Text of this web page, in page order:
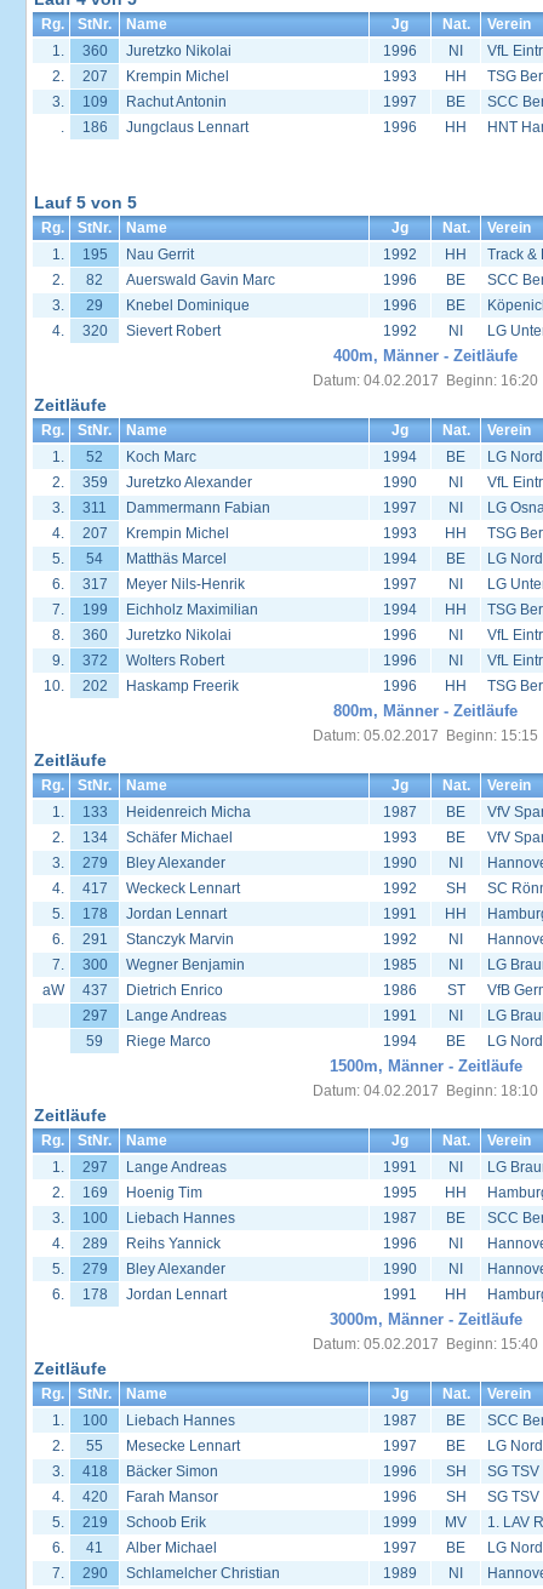
Rg. StNr. Name Jg Nat.
Verein
1.
360 Juretzko Nikolai 1996 NI
VfL
2.
207 Krempin Michel 1993 HH
TSG
3.
109 Rachut Antonin 1997 BE
SCC
.
186 Jungclaus Lennart 1996 HH HNT
Lauf 5 von 5
Rg. StNr. Name Jg Nat.
Verein
1.
195 Nau Gerrit 1992 HH
Track &
2.
82 Auerswald Gavin Marc 1996 BE
SCC
3.
29 Knebel Dominique 1996 BE
4.
320 Sievert Robert 1992 NI LG
400m, Männer - Zeitläufe
Datum: 04.02.2017 Beginn: 16:20
Zeitläufe
Rg. StNr. Name Jg Nat.
Verein
1.
52 Koch Marc 1994 BE
LG
2.
359 Juretzko Alexander 1990 NI
VfL
3.
311 Dammermann Fabian 1997 NI
LG
4.
207 Krempin Michel 1993 HH
TSG
5.
54 Matthäs Marcel 1994 BE
LG
6.
317 Meyer Nils-Henrik 1997 NI
LG
7.
199 Eichholz Maximilian 1994 HH
TSG
8.
360 Juretzko Nikolai 1996 NI
VfL
9.
372 Wolters Robert 1996 NI
VfL
10.
202 Haskamp Freerik 1996 HH TSG
800m, Männer - Zeitläufe
Datum: 05.02.2017 Beginn: 15:15
Zeitläufe
Rg. StNr. Name Jg Nat.
Verein
1.
133 Heidenreich Micha 1987 BE
VfV
2.
134 Schäfer Michael 1993 BE
VfV
3.
279 Bley Alexander 1990 NI
4.
417 Weckeck Lennart 1992 SH
SC
5.
178 Jordan Lennart 1991 HH
6.
291 Stanczyk Marvin 1992 NI
7.
300 Wegner Benjamin 1985 NI
LG
aW
437 Dietrich Enrico 1986 ST
VfB
297
Lange Andreas 1991 NI
LG
59
Riege Marco 1994 BE LG
1500m, Männer - Zeitläufe
Datum: 04.02.2017 Beginn: 18:10
Zeitläufe
Rg. StNr. Name Jg Nat.
Verein
1.
297 Lange Andreas 1991 NI
LG
2.
169 Hoenig Tim 1995 HH
3.
100 Liebach Hannes 1987 BE
SCC
4.
289 Reihs Yannick 1996 NI
5.
279 Bley Alexander 1990 NI
6.
178 Jordan Lennart 1991 HH
3000m, Männer - Zeitläufe
Datum: 05.02.2017 Beginn: 15:40
Zeitläufe
Rg. StNr. Name Jg Nat.
Verein
1.
100 Liebach Hannes 1987 BE
SCC
2.
55 Mesecke Lennart 1997 BE
LG
3.
418 Bäcker Simon 1996 SH
SG
4.
420 Farah Mansor 1996 SH
SG
5.
219 Schoob Erik 1999 MV
1. LAV
6.
41 Alber Michael 1997 BE
LG
7.
290 Schlamelcher Christian 1989 NI